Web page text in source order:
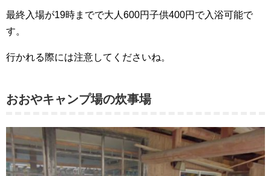
最終入場が19時までで大人600円子供400円で入浴可能で
す。
行かれる際には注意してくださいね。
おおやキャンプ場の炊事場